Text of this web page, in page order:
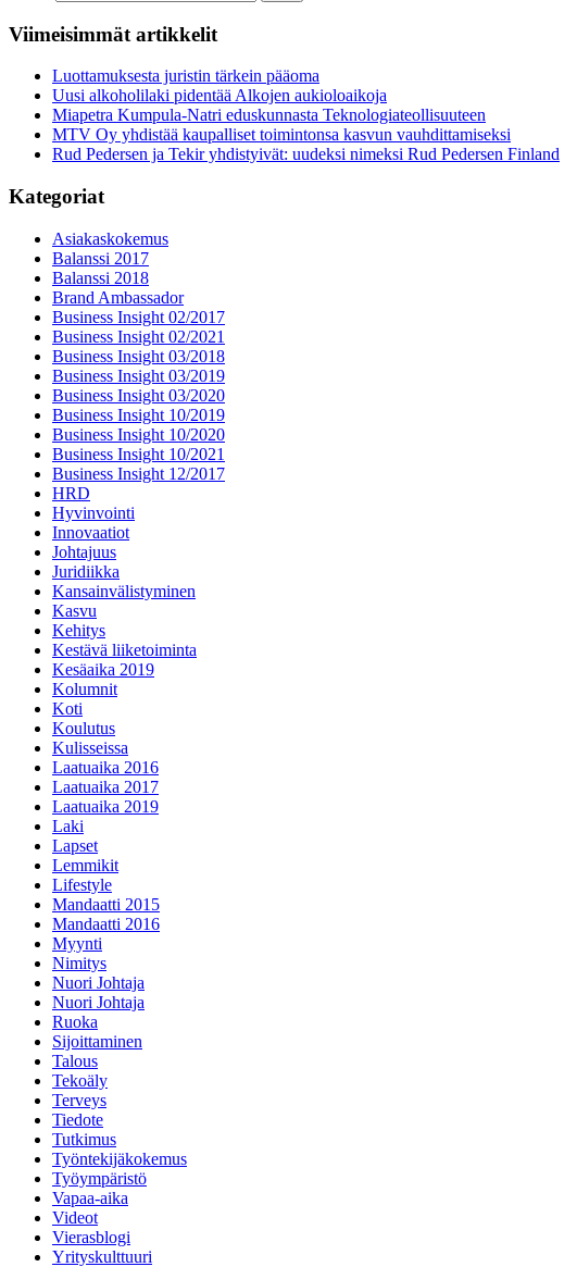
Viimeisimmät artikkelit
Luottamuksesta juristin tärkein pääoma
Uusi alkoholilaki pidentää Alkojen aukioloaikoja
Miapetra Kumpula-Natri eduskunnasta Teknologiateollisuuteen
MTV Oy yhdistää kaupalliset toimintonsa kasvun vauhdittamiseksi
Rud Pedersen ja Tekir yhdistyivät: uudeksi nimeksi Rud Pedersen Finland
Kategoriat
Asiakaskokemus
Balanssi 2017
Balanssi 2018
Brand Ambassador
Business Insight 02/2017
Business Insight 02/2021
Business Insight 03/2018
Business Insight 03/2019
Business Insight 03/2020
Business Insight 10/2019
Business Insight 10/2020
Business Insight 10/2021
Business Insight 12/2017
HRD
Hyvinvointi
Innovaatiot
Johtajuus
Juridiikka
Kansainvälistyminen
Kasvu
Kehitys
Kestävä liiketoiminta
Kesäaika 2019
Kolumnit
Koti
Koulutus
Kulisseissa
Laatuaika 2016
Laatuaika 2017
Laatuaika 2019
Laki
Lapset
Lemmikit
Lifestyle
Mandaatti 2015
Mandaatti 2016
Myynti
Nimitys
Nuori Johtaja
Nuori Johtaja
Ruoka
Sijoittaminen
Talous
Tekoäly
Terveys
Tiedote
Tutkimus
Työntekijäkokemus
Työympäristö
Vapaa-aika
Videot
Vierasblogi
Yrityskulttuuri